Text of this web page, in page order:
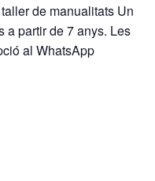
de manualitats Un
a partir de 7 anys. Les
al WhatsApp